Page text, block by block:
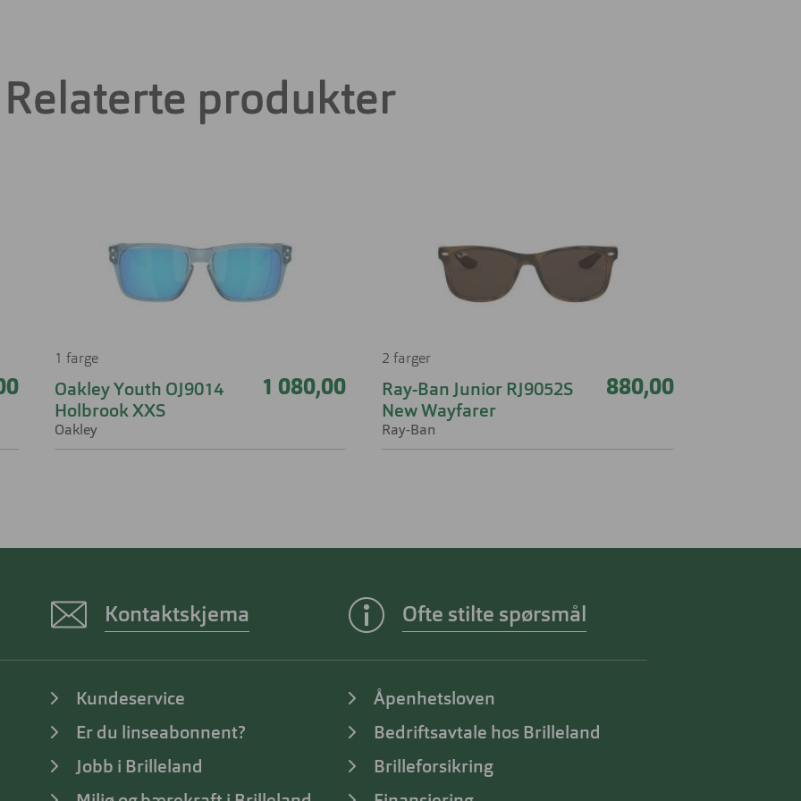
Relaterte produkter
1 farge
Oakley Youth OJ9014
Holbrook XXS
Oakley
1 080,00
2 farger
Ray-Ban Junior RJ9052S
New Wayfarer
Ray-Ban
880,00
Kontaktskjema Ofte stilte spørsmål
Kundeservice
Er du linseabonnent?
Jobb i Brilleland
Åpenhetsloven
Bedriftsavtale hos Brilleland
Brilleforsikring